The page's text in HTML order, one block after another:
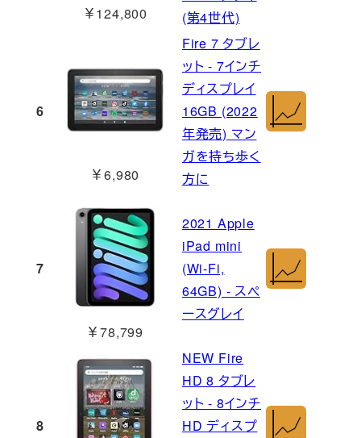
￥124,800
(第4世代)
6
￥6,980
Fire 7 タブレ
ット - 7インチ
ディスプレイ
16GB (2022
年発売) マン
ガを持ち歩く
方に
7
￥78,799
2021 Apple
iPad mini
(Wi-Fi,
64GB) - スペ
ースグレイ
8
NEW Fire
HD 8 タブレ
ット - 8インチ
HD ディスプ